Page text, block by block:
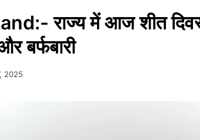
राज्य में आज शीत
बर्फबारी
2025